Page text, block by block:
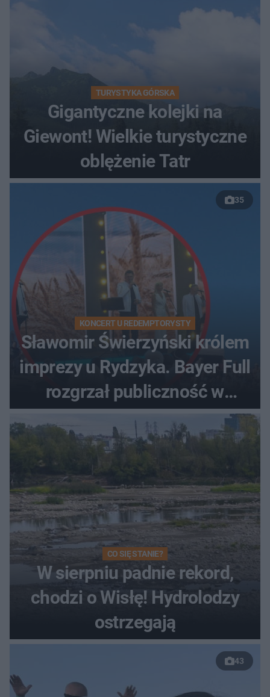
TURYSTYKA GÓRSKA
Gigantyczne kolejki na
Giewont! Wielkie turystyczne
oblężenie Tatr
35
KONCERT U REDEMPTORYSTY
Sławomir Świerzyński królem
imprezy u Rydzyka. Bayer Full
rozgrzał publiczność w
Toruniu
CO SIĘ STANIE?
W sierpniu padnie rekord,
chodzi o Wisłę! Hydrolodzy
ostrzegają
43